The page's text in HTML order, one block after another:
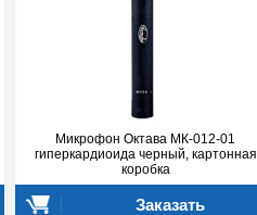
Микрофон Октава МК-012-01
гиперкардиоида черный, картонная
коробка
Заказать